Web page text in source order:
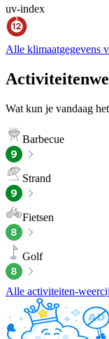
uv-index
Alle klimaatgegevens
Wat kun je vandaag
Barbecue
Strand
Fietsen
Golf
Alle activiteiten-